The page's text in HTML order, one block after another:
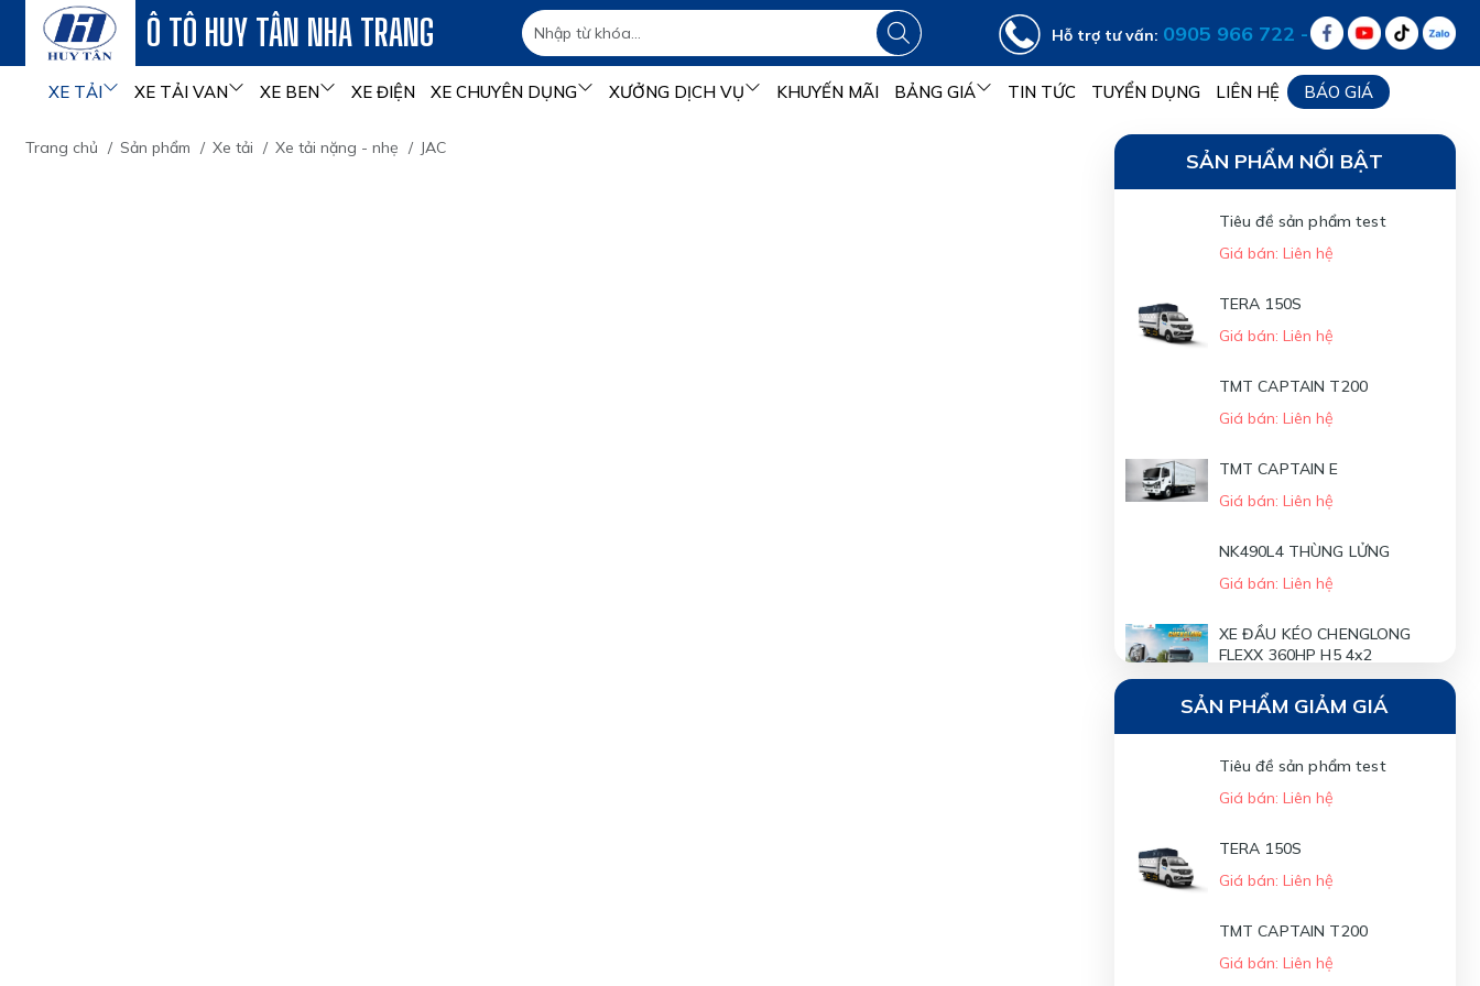
Ô TÔ HUY TÂN NHA TRANG Hỗ trợ tư vấn: 0905 966 722 -
XE TẢI XE TẢI VAN XE BEN XE ĐIỆN XE CHUYÊN DỤNG XƯỞNG DỊCH VỤ KHUYẾN MÃI BẢNG GIÁ TIN TỨC TUYỂN DỤNG LIÊN HỆ BÁO GIÁ
Trang chủ / Sản phẩm / Xe tải / Xe tải nặng - nhẹ / JAC
SẢN PHẨM NỔI BẬT
Tiêu đề sản phẩm test
Giá bán: Liên hệ
TERA 150S
Giá bán: Liên hệ
TMT CAPTAIN T200
Giá bán: Liên hệ
TMT CAPTAIN E
Giá bán: Liên hệ
NK490L4 THÙNG LỬNG
Giá bán: Liên hệ
XE ĐẦU KÉO CHENGLONG
FLEXX 360HP H5 4x2
XE ĐẦU KÉO CHENGLONG
FLEXX 310HP H5 4x2
Giá bán: Liên hệ
XE ĐẦU KÉO CHENGLONG H5
Giá bán: Liên hệ
385HP POWER - 6x4 (CẦU
SẢN PHẨM GIẢM GIÁ
Tiêu đề sản phẩm test
Giá bán: Liên hệ
TERA 150S
Giá bán: Liên hệ
TMT CAPTAIN T200
Giá bán: Liên hệ